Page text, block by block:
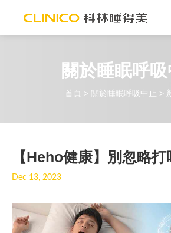
關於睡眠呼
首頁 > 關於睡眠呼吸中止 >
【Heho健康】別忽略打
Dec 13, 2023